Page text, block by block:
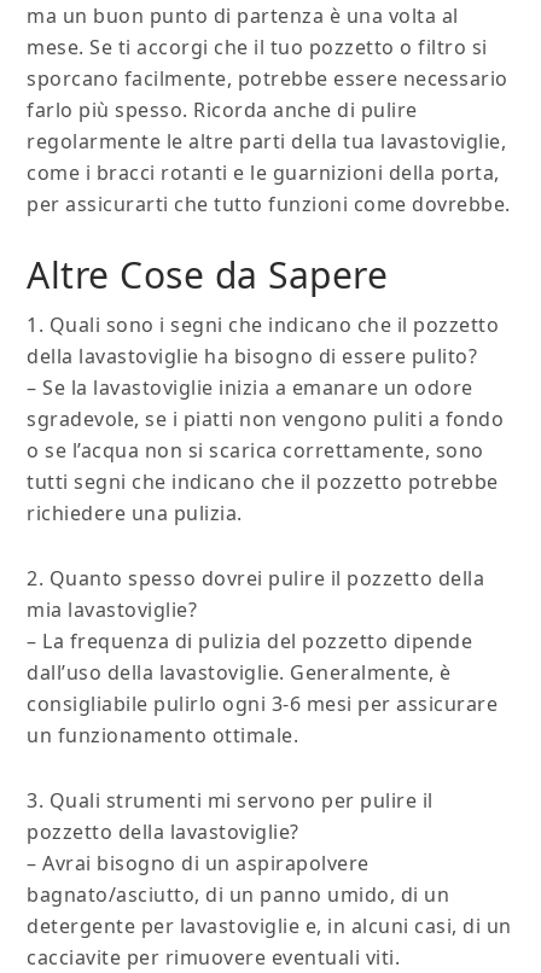
ma un buon punto di partenza è una volta al
mese. Se ti accorgi che il tuo pozzetto o filtro si
sporcano facilmente, potrebbe essere necessario
farlo più spesso. Ricorda anche di pulire
regolarmente le altre parti della tua lavastoviglie,
come i bracci rotanti e le guarnizioni della porta,
per assicurarti che tutto funzioni come dovrebbe.
Altre Cose da Sapere
1. Quali sono i segni che indicano che il pozzetto
della lavastoviglie ha bisogno di essere pulito?
– Se la lavastoviglie inizia a emanare un odore
sgradevole, se i piatti non vengono puliti a fondo
o se l’acqua non si scarica correttamente, sono
tutti segni che indicano che il pozzetto potrebbe
richiedere una pulizia.
2. Quanto spesso dovrei pulire il pozzetto della
mia lavastoviglie?
– La frequenza di pulizia del pozzetto dipende
dall’uso della lavastoviglie. Generalmente, è
consigliabile pulirlo ogni 3-6 mesi per assicurare
un funzionamento ottimale.
3. Quali strumenti mi servono per pulire il
pozzetto della lavastoviglie?
– Avrai bisogno di un aspirapolvere
bagnato/asciutto, di un panno umido, di un
detergente per lavastoviglie e, in alcuni casi, di un
cacciavite per rimuovere eventuali viti.